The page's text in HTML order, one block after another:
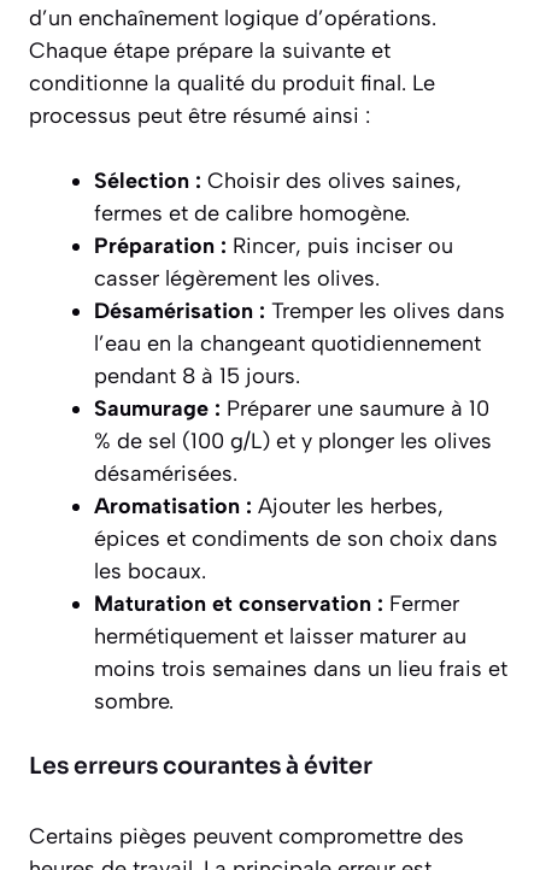
d’un enchaînement logique d’opérations.
Chaque étape prépare la suivante et
conditionne la qualité du produit final. Le
processus peut être résumé ainsi :
Sélection : Choisir des olives saines,
fermes et de calibre homogène.
Préparation : Rincer, puis inciser ou
casser légèrement les olives.
Désamérisation : Tremper les olives dans
l’eau en la changeant quotidiennement
pendant 8 à 15 jours.
Saumurage : Préparer une saumure à 10
% de sel (100 g/L) et y plonger les olives
désamérisées.
Aromatisation : Ajouter les herbes,
épices et condiments de son choix dans
les bocaux.
Maturation et conservation : Fermer
hermétiquement et laisser maturer au
moins trois semaines dans un lieu frais et
sombre.
Les erreurs courantes à éviter
Certains pièges peuvent compromettre des